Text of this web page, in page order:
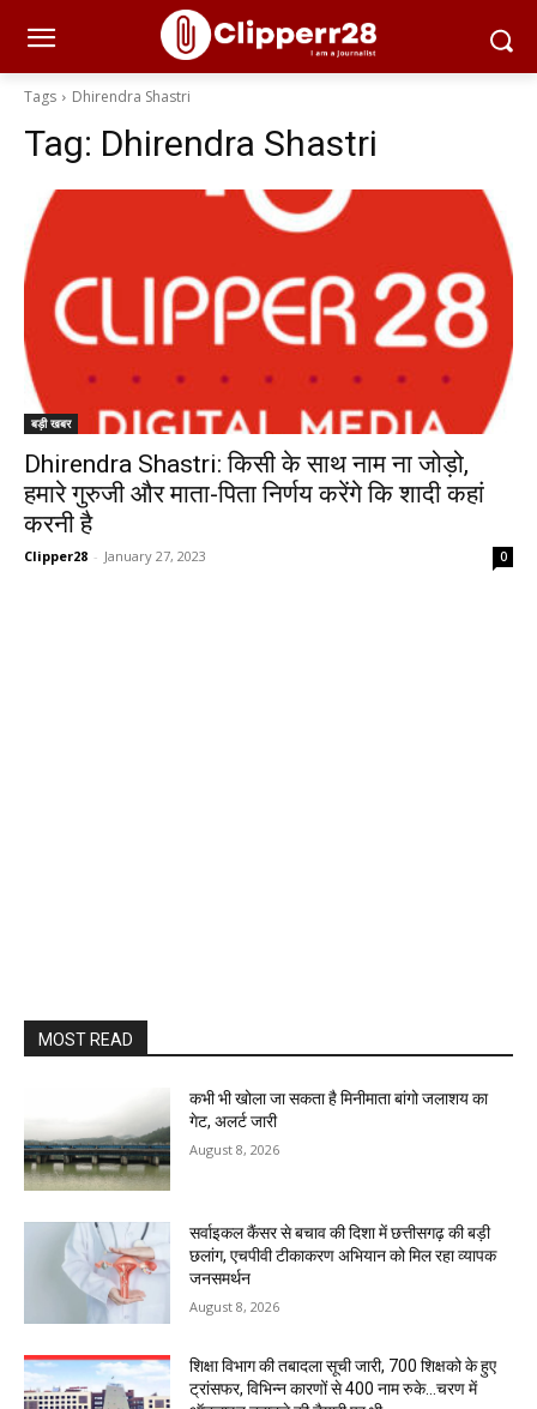
Tags Dhirendra Shastri
Tag: Dhirendra Shastri
बड़ी खबर
Dhirendra Shastri: किसी के साथ नाम ना जोड़ो,
हमारे गुरुजी और माता-पिता निर्णय करेंगे कि शादी कहां
करनी है
Clipper28 - January 27, 2023 0
MOST READ
कभी भी खोला जा सकता है मिनीमाता बांगो जलाशय का
गेट, अलर्ट जारी
August 8, 2026
सर्वाइकल कैंसर से बचाव की दिशा में छत्तीसगढ़ की बड़ी
छलांग, एचपीवी टीकाकरण अभियान को मिल रहा व्यापक
जनसमर्थन
August 8, 2026
शिक्षा विभाग की तबादला सूची जारी, 700 शिक्षको के हुए
ट्रांसफर, विभिन्न कारणों से 400 नाम रुके…चरण में